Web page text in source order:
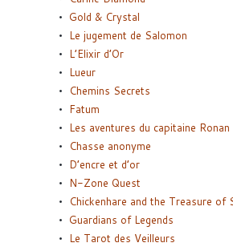
Gold & Crystal
Le jugement de Salomon
L’Elixir d’Or
Lueur
Chemins Secrets
Fatum
Les aventures du capitaine Ronan
Chasse anonyme
D’encre et d’or
N-Zone Quest
Chickenhare and the Treasure of
Guardians of Legends
Le Tarot des Veilleurs